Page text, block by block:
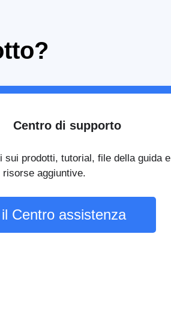
Centro di supporto
sui prodotti, tutorial, file della guida e
risorse aggiuntive.
Centro assistenza